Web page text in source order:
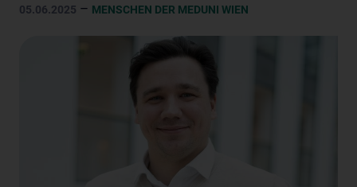
05.06.2025 – MENSCHEN DER MEDUNI WIEN